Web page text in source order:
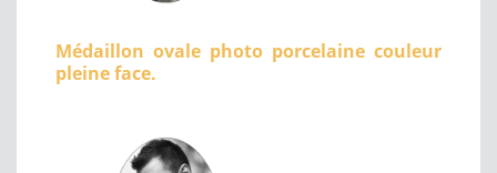
Médaillon ovale photo porcelaine couleur
pleine face.